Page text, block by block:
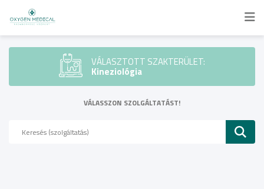
VÁLASZTOTT SZAKTERÜLET:
Kineziológia
VÁLASSZON SZOLGÁLTATÁST!